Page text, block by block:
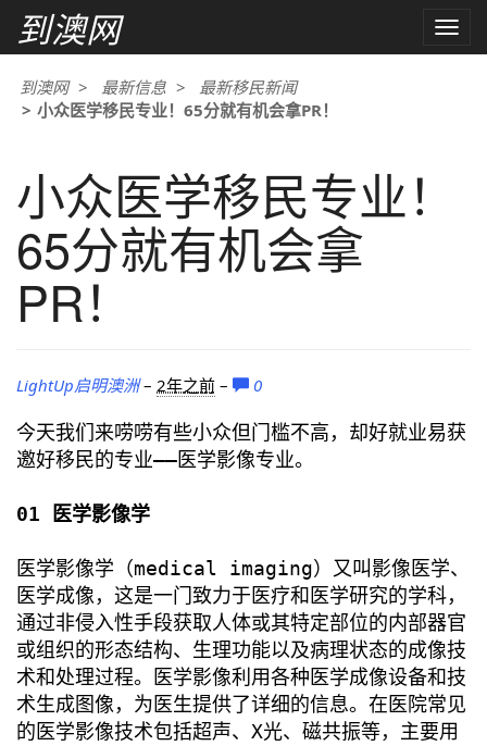
到澳网
Toggle
到澳网 最新信息
最新移民新闻
小众医学移民专业！65分就有机会拿PR！
小众医学移民专业！
65分就有机会拿
PR！
LightUp启明澳洲– 2年之前 – 0
今天我们来唠唠有些小众但门槛不高，却好就业易获
邀好移民的专业——医学影像专业。
01 医学影像学
医学影像学（medical imaging）又叫影像医学、
医学成像，这是一门致力于医疗和医学研究的学科，
通过非侵入性手段获取人体或其特定部位的内部器官
或组织的形态结构、生理功能以及病理状态的成像技
术和处理过程。医学影像利用各种医学成像设备和技
术生成图像，为医生提供了详细的信息。在医院常见
的医学影像技术包括超声、X光、磁共振等，主要用